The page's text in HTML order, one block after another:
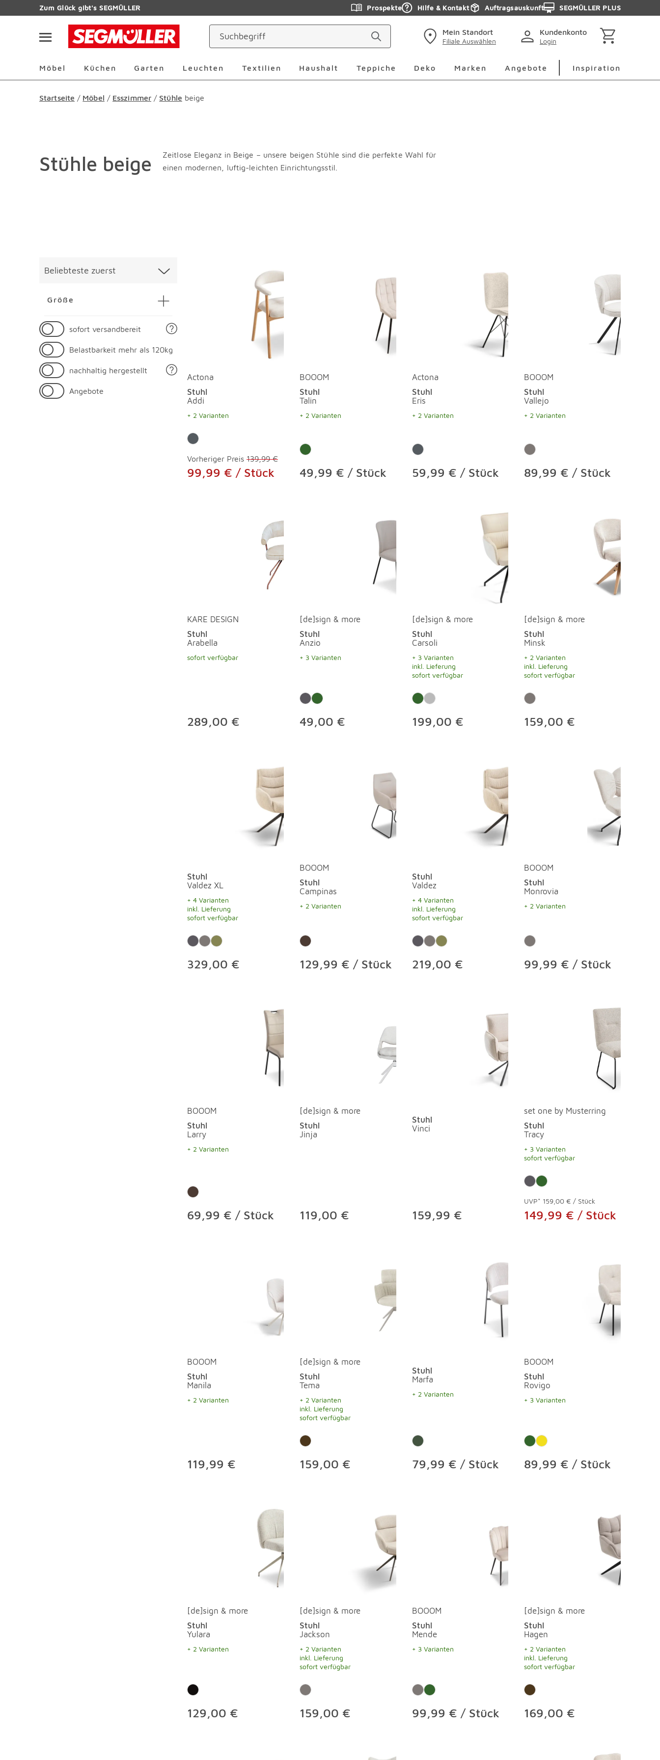
Zum HauptinhaltZum Glück gibt's SEGMÜLLER Prospekte Hilfe & Kontakt Auftragsauskunft SEGMÜLLER PLUS
Mein Standort
Filiale Auswählen
Kundenkonto
Login
Möbel Küchen Garten Leuchten Textilien Haushalt Teppiche Deko Marken
Marken Überspringen
Angebote Inspiration
Startseite / Möbel / Esszimmer/ Stühle beige
Stühle beige
Zeitlose Eleganz in Beige – unsere beigen Stühle sind die perfekte Wahl für
einen modernen, luftig-leichten Einrichtungsstil.
Beliebteste zuerst
Größe
43cm cm
4cm 106 cm
sofort versandbereit
Belastbarkeit mehr als 120kg
nachhaltig hergestellt
Angebote
Actona
Stuhl
Addi
+ 2 Varianten
Vorheriger Preis 139,99 €
99,99 € / Stück
BOOOM
Stuhl
Talin
+ 2 Varianten
49,99 € / Stück
Actona
Stuhl
Eris
+ 2 Varianten
59,99 € / Stück
BOOOM
Stuhl
Vallejo
+ 2 Varianten
89,99 € / Stück
KARE DESIGN
Stuhl
Arabella
sofort verfügbar
289,00 €
[de]sign & more
Stuhl
Anzio
+ 3 Varianten
49,00 €
[de]sign & more
Stuhl
Carsoli
+ 3 Varianten
inkl. Lieferung
sofort verfügbar
199,00 €
[de]sign & more
Stuhl
Minsk
+ 2 Varianten
inkl. Lieferung
sofort verfügbar
159,00 €
Stuhl
Valdez XL
+ 4 Varianten
inkl. Lieferung
sofort verfügbar
329,00 €
BOOOM
Stuhl
Campinas
+ 2 Varianten
129,99 € / Stück
Stuhl
Valdez
+ 4 Varianten
inkl. Lieferung
sofort verfügbar
219,00 €
BOOOM
Stuhl
Monrovia
+ 2 Varianten
99,99 € / Stück
BOOOM
Stuhl
Larry
+ 2 Varianten
69,99 € / Stück
[de]sign & more
Stuhl
Jinja
119,00 €
Stuhl
Vinci
159,99 €
set one by Musterring
Stuhl
Tracy
+ 3 Varianten
sofort verfügbar
UVP* 159,00 € / Stück
149,99 € / Stück
BOOOM
Stuhl
Manila
+ 2 Varianten
119,99 €
[de]sign & more
Stuhl
Tema
+ 2 Varianten
inkl. Lieferung
sofort verfügbar
159,00 €
Stuhl
Marfa
+ 2 Varianten
79,99 € / Stück
BOOOM
Stuhl
Rovigo
+ 3 Varianten
89,99 € / Stück
[de]sign & more
Stuhl
Yulara
+ 2 Varianten
129,00 €
[de]sign & more
Stuhl
Jackson
+ 2 Varianten
inkl. Lieferung
sofort verfügbar
159,00 €
BOOOM
Stuhl
Mende
+ 3 Varianten
99,99 € / Stück
[de]sign & more
Stuhl
Hagen
+ 2 Varianten
inkl. Lieferung
sofort verfügbar
169,00 €